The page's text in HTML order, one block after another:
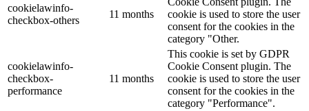
cookielawinfo-
checkbox-others
11 months
cookie is used to store the user
consent for the cookies in the
category "Other.
cookielawinfo-
checkbox-
performance
11 months
This cookie is set by GDPR
Cookie Consent plugin. The
cookie is used to store the user
consent for the cookies in the
category "Performance".